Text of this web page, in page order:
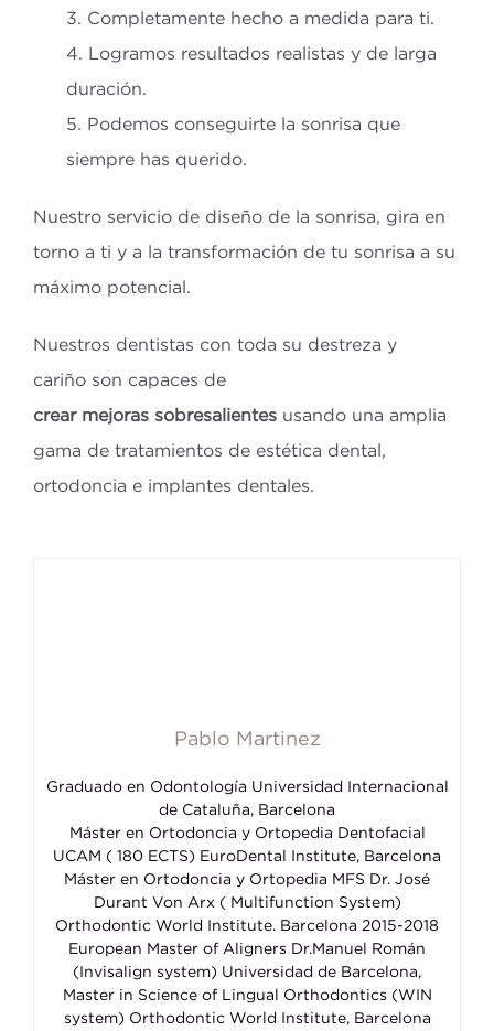
3. Completamente hecho a medida para ti.
4. Logramos resultados realistas y de larga
duración.
5. Podemos conseguirte la sonrisa que
siempre has querido.
Nuestro servicio de diseño de la sonrisa, gira en
torno a ti y a la transformación de tu sonrisa a su
máximo potencial.
Nuestros dentistas con toda su destreza y
cariño son capaces de
crear mejoras sobresalientesusando una amplia
gama de tratamientos de estética dental,
ortodoncia e implantes dentales.
Pablo Martinez
Graduado en Odontología Universidad Internacional
de Cataluña, Barcelona
Máster en Ortodoncia y Ortopedia Dentofacial
UCAM ( 180 ECTS) EuroDental Institute, Barcelona
Máster en Ortodoncia y Ortopedia MFS Dr. José
Durant Von Arx ( Multifunction System)
Orthodontic World Institute. Barcelona 2015-2018
European Master of Aligners Dr.Manuel Román
(Invisalign system) Universidad de Barcelona,
Master in Science of Lingual Orthodontics (WIN
system) Orthodontic World Institute, Barcelona